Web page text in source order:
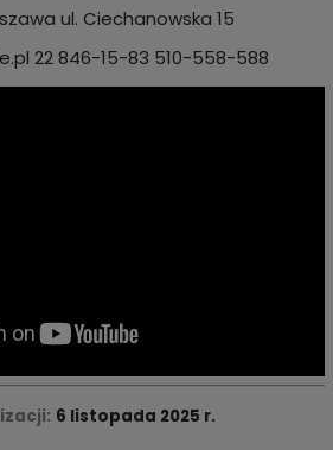
ul. Ciechanowska 15
22 846-15-83 510-558-588
6 listopada 2025 r.